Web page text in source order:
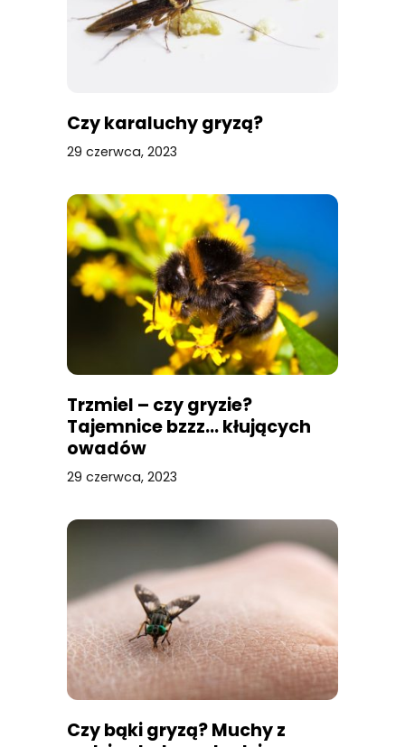
Czy karaluchy gryzą?
29 czerwca, 2023
Trzmiel – czy gryzie?
Tajemnice bzzz… kłujących
owadów
29 czerwca, 2023
Czy bąki gryzą? Muchy z